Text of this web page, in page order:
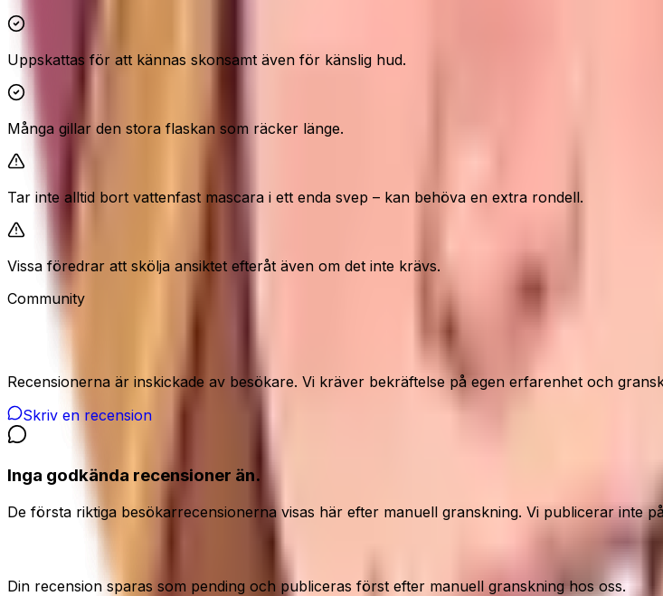
Uppskattas för att kännas skonsamt även för känslig hud.
Många gillar den stora flaskan som räcker länge.
Tar inte alltid bort vattenfast mascara i ett enda svep – kan behöva en extra rondell.
Vissa föredrar att skölja ansiktet efteråt även om det inte krävs.
Community
Recensionerna är inskickade av besökare. Vi kräver bekräftelse på egen erfarenhet och
Skriv en recension
Inga godkända recensioner än.
De första riktiga besökarrecensionerna visas här efter manuell granskning. Vi publicerar inte
Din recension sparas som pending och publiceras först efter manuell granskning hos oss.